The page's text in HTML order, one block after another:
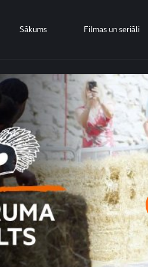
Sākums Filmas un seriāli